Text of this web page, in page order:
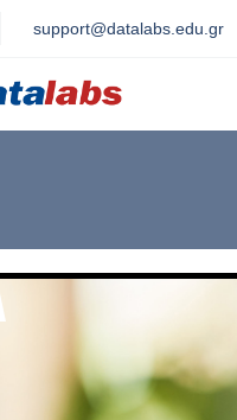
support@datalabs.edu.gr